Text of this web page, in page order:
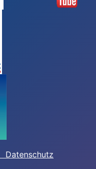
Datenschutz